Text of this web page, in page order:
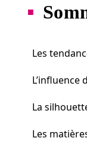
Les
L’influence
La
Les